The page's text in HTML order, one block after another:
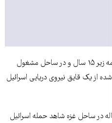
این کودکان به گفته شاهدان عینی همه زیر ۱۵ سال و در ساحل مشغول
از یک قایق نیروی دریایی اسرائیل
ابو حسرة، مرد فلسطینی ۲۲ ساله در ساحل غزه شاهد حمله اسرائیل